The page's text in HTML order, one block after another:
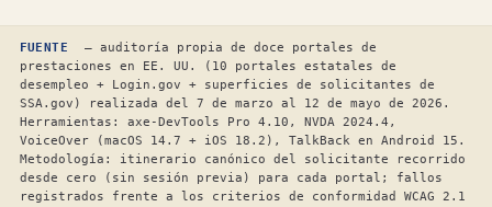
FUENTE
— auditoría propia de doce portales de
prestaciones en EE. UU. (10 portales estatales de
desempleo + Login.gov + superficies de solicitantes de
SSA.gov) realizada del 7 de marzo al 12 de mayo de 2026.
Herramientas: axe-DevTools Pro 4.10, NVDA 2024.4,
VoiceOver (macOS 14.7 + iOS 18.2), TalkBack en Android 15.
Metodología: itinerario canónico del solicitante recorrido
desde cero (sin sesión previa) para cada portal; fallos
registrados frente a los criterios de conformidad WCAG 2.1